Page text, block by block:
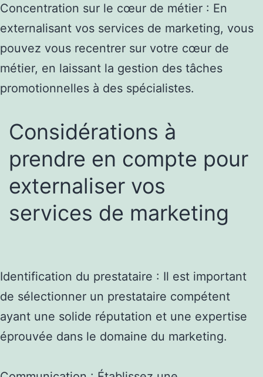
Concentration sur le cœur de métier : En
externalisant vos services de marketing, vous
pouvez vous recentrer sur votre cœur de
métier, en laissant la gestion des tâches
promotionnelles à des spécialistes.
Considérations à
prendre en compte pour
externaliser vos
services de marketing
Identification du prestataire : Il est important
de sélectionner un prestataire compétent
ayant une solide réputation et une expertise
éprouvée dans le domaine du marketing.